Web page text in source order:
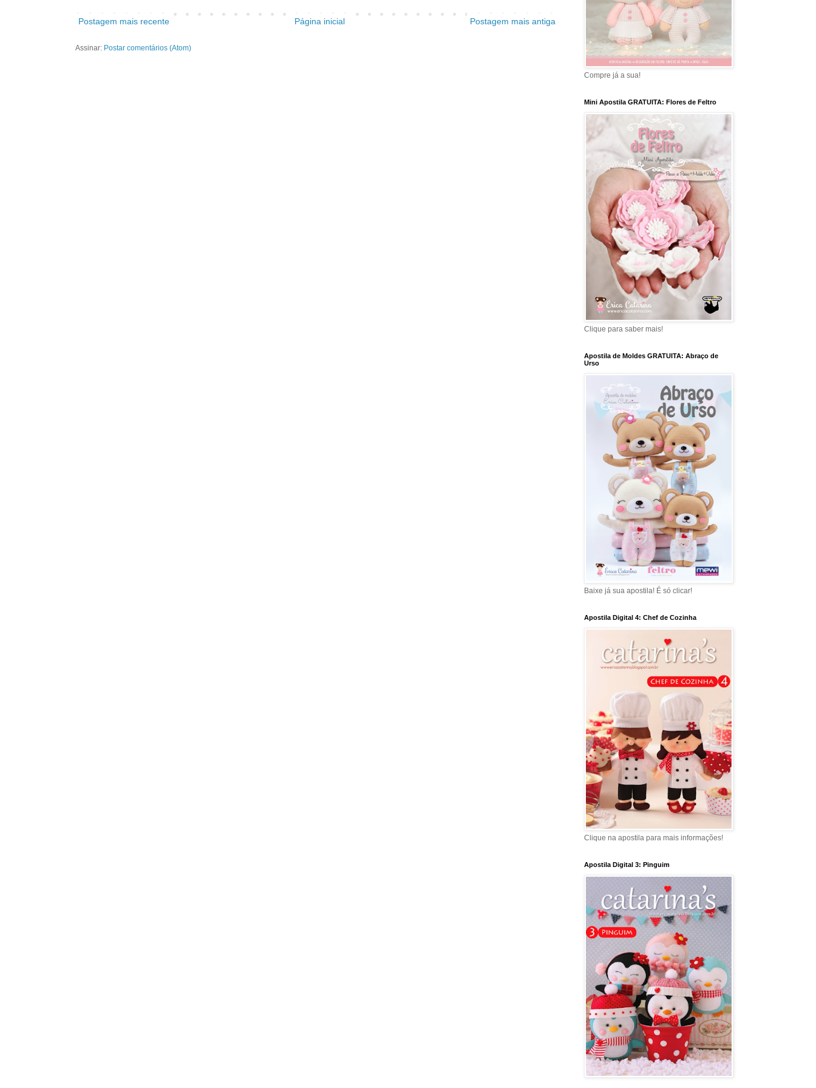
Postagem mais recente Postagem mais antiga
Página inicial
Assinar: Postar comentários (Atom)
Compre já a sua!
Mini Apostila GRATUITA: Flores de Feltro
Clique para saber mais!
Apostila de Moldes GRATUITA: Abraço de
Urso
Baixe já sua apostila! É só clicar!
Apostila Digital 4: Chef de Cozinha
Clique na apostila para mais informações!
Apostila Digital 3: Pinguim